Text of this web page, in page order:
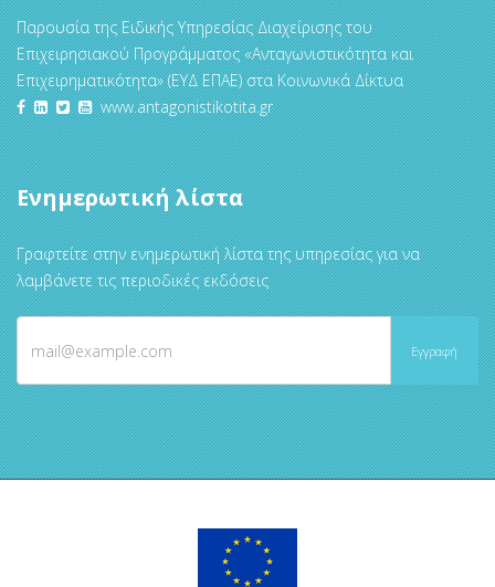
Παρουσία της Ειδικής Υπηρεσίας Διαχείρισης του
Επιχειρησιακού Προγράμματος «Ανταγωνιστικότητα και
Επιχειρηματικότητα» (ΕΥΔ ΕΠΑΕ) στα Κοινωνικά Δίκτυα
www.antagonistikotita.gr
Ενημερωτική λίστα
Γραφτείτε στην ενημερωτική λίστα της υπηρεσίας για να
λαμβάνετε τις περιοδικές εκδόσεις